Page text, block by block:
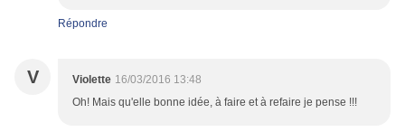
Répondre
V Violette 16/03/2016 13:48
Oh! Mais qu'elle bonne idée, à faire et à refaire je pense !!!